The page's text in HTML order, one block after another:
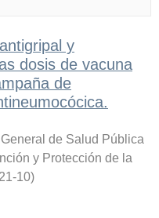
y
dosis de vacuna
de
de Salud Pública
y Protección de la
10)